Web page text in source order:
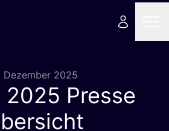
Dezember 2025
2025 Presse